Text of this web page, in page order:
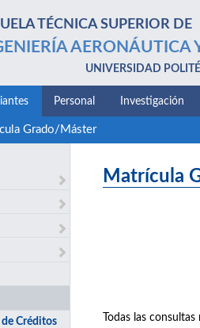
TÉCNICA SUPERIOR DE
AERONÁUTICA
UNIVERSIDAD
Personal Investigación
Grado/Máster
Créditos
Matrícula
Todas las